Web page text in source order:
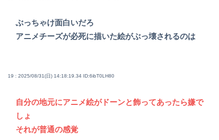
ぶっちゃけ面白いだろ
アニメチーズが必死に描いた絵がぶっ壊されるのは
19 : 2025/08/31(日) 14:18:19.34 ID:6ibT0LH80
自分の地元にアニメ絵がドーンと飾ってあったら嫌で
しょ
それが普通の感覚